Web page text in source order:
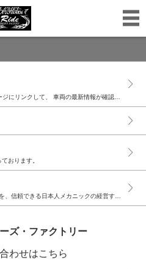
おります。
ズ・ファクトリー
わせはこちら